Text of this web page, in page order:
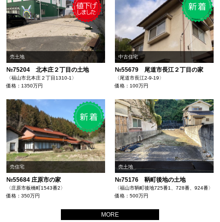
売土地
№75204 北本庄２丁目の土地
〈福山市北本庄２丁目1310-1〉
価格：1350万円
中古住宅
№55679 尾道市長江２丁目の家
〈尾道市長江2-9-19〉
価格：100万円
売住宅
№55684 庄原市の家
〈庄原市板橋町1543番2〉
価格：350万円
売土地
№75176 鞆町後地の土地
〈福山市鞆町後地725番1、728番、924番〉
価格：500万円
MORE